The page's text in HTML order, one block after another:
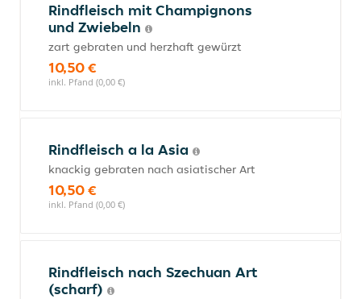
Rindfleisch mit Champignons
und Zwiebeln
zart gebraten und herzhaft gewürzt
10,50 €
inkl. Pfand (0,00 €)
Rindfleisch a la Asia
knackig gebraten nach asiatischer Art
10,50 €
inkl. Pfand (0,00 €)
Rindfleisch nach Szechuan Art
(scharf)